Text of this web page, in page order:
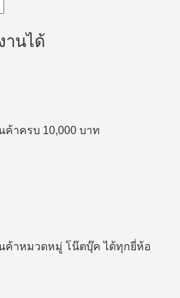
านได้
ค้าครบ 10,000 บาท
ค้าหมวดหมู่ โน๊ตบุ๊ค ได้ทุกยี่ห้อ